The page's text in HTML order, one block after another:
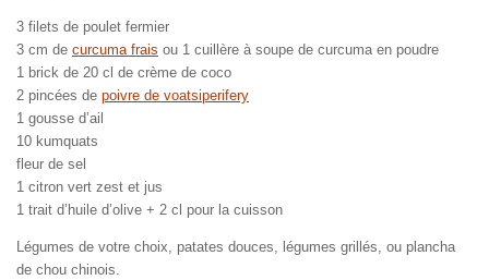
3 filets de poulet fermier
3 cm de curcuma frais ou 1 cuillère à soupe de curcuma en poudre
1 brick de 20 cl de crème de coco
2 pincées de poivre de voatsiperifery
1 gousse d’ail
10 kumquats
fleur de sel
1 citron vert zest et jus
1 trait d’huile d’olive + 2 cl pour la cuisson
Légumes de votre choix, patates douces, légumes grillés, ou plancha
de chou chinois.